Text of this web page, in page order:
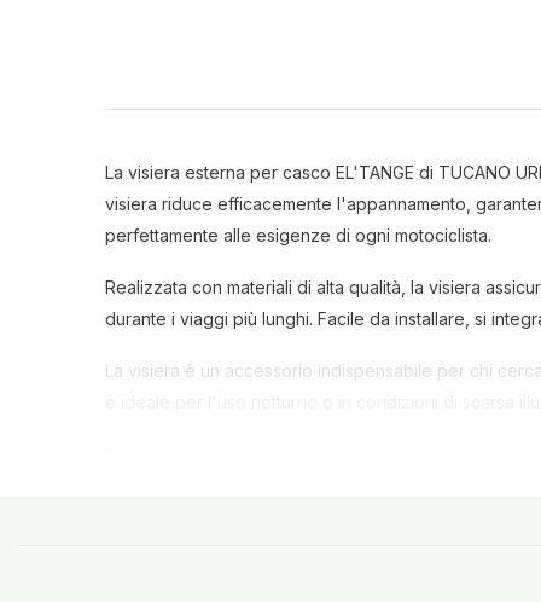
La visiera esterna per casco EL'TANGE di TUCANO
visiera riduce efficacemente l'appannamento,
perfettamente alle esigenze di ogni motociclista.
Realizzata con materiali di alta qualità, la visiera
durante i viaggi più lunghi. Facile da installare, si
La visiera è un accessorio indispensabile per chi
è ideale per l'uso notturno o in condizioni di scarsa
Per mantenere la visiera in perfette condizioni, si